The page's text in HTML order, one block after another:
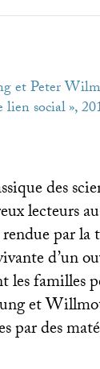
et Peter
lien social»,
des
lecteurs
par
d’un
les
et
par des